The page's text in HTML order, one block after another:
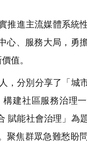
進主流媒體系統
心、服務大局，勇
值。
分別分享了「城
建社區服務治理
賦能社會治理」為
聚焦群眾急難愁盼